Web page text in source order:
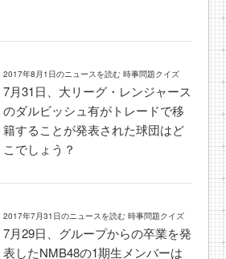
2017年8月1日のニュースを読む 時事問題クイズ
7月31日、大リーグ・レンジャース
のダルビッシュ有がトレードで移
籍することが発表された球団はど
こでしょう？
2017年7月31日のニュースを読む 時事問題クイズ
7月29日、グループからの卒業を発
表したNMB48の1期生メンバーは